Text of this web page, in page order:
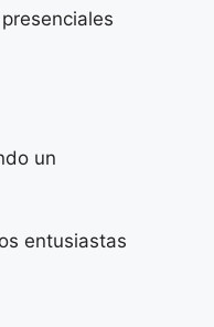
un
entusiastas